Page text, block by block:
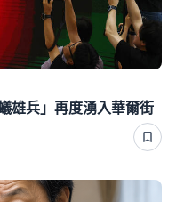
雄兵」再度湧入華爾街